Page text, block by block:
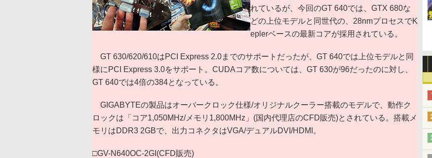
れているが、今回のGT 640では、GTX 680な
どの上位モデルと同世代の、28nmプロセスでK
eplerベースの最新コアが採用されている。
GT 630/620/610はPCI Express 2.0までのサポートだったが、GT 640では上位モデルと同
様にPCI Express 3.0をサポート。CUDAコア数については、GT 630が96だったのに対し、
GT 640では4倍の384となっている。
GIGABYTEの製品はオーバークロック仕様/オリジナルクーラー搭載のモデルで、動作ク
ロックは「コア1,050MHz/メモリ1,800MHz」(国内代理店のCFD販売)とされている。搭載メ
モリはDDR3 2GBで、出力コネクタはVGA/デュアルDVI/HDMI。
□GV-N640OC-2GI(CFD販売)